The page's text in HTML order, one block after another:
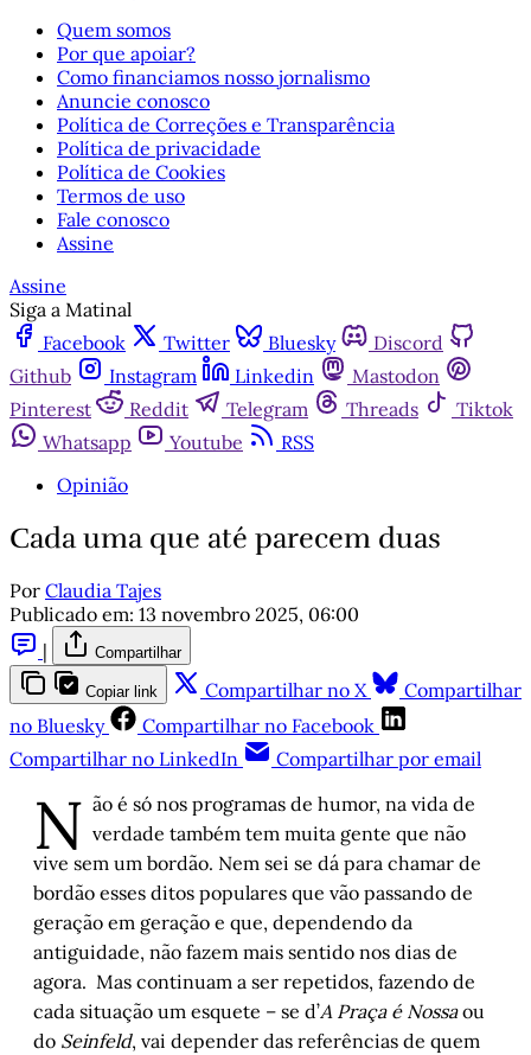
Quem somos
Por que apoiar?
Como financiamos nosso jornalismo
Anuncie conosco
Política de Correções e Transparência
Política de privacidade
Política de Cookies
Termos de uso
Fale conosco
Assine
Assine
Siga a Matinal
Facebook
Twitter Bluesky
Discord
Github
Instagram Linkedin
Mastodon
Pinterest
Reddit Telegram Threads
Tiktok
Whatsapp
Youtube
RSS
Opinião
Cada uma que até parecem duas
Por Claudia Tajes
Publicado em: 13 novembro 2025, 06:00
|
Compartilhar
Copiar link Compartilhar no X
Compartilhar
no Bluesky
Compartilhar no Facebook
Compartilhar no LinkedIn
Compartilhar por email
N ão é só nos programas de humor, na vida de
verdade também tem muita gente que não
vive sem um bordão. Nem sei se dá para chamar de
bordão esses ditos populares que vão passando de
geração em geração e que, dependendo da
antiguidade, não fazem mais sentido nos dias de
agora. Mas continuam a ser repetidos, fazendo de
cada situação um esquete – se d’A Praça é Nossaou
do Seinfeld, vai depender das referências de quem